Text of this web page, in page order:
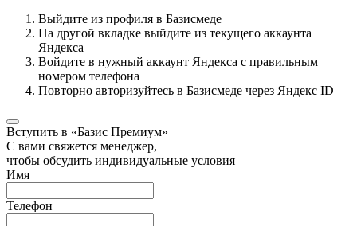
Выйдите из профиля в Базисмеде
На другой вкладке выйдите из текущего аккаунта
Яндекса
Войдите в нужный аккаунт Яндекса с правильным
номером телефона
Повторно авторизуйтесь в Базисмеде через Яндекс ID
Вступить в «Базис Премиум»
С вами свяжется менеджер,
чтобы обсудить индивидуальные условия
Имя
Телефон